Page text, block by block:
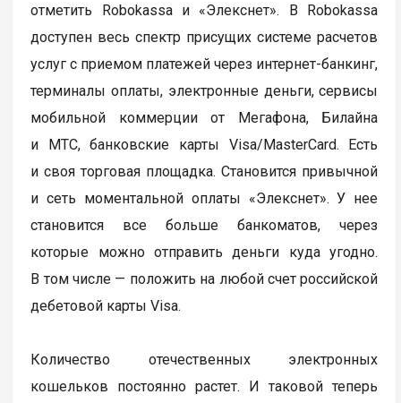
отметить Robokassa и «Элекснет». В Robokassa
доступен весь спектр присущих системе расчетов
услуг с приемом платежей через интернет-банкинг,
терминалы оплаты, электронные деньги, сервисы
мобильной коммерции от Мегафона, Билайна
и МТС, банковские карты Visa/MasterCard. Есть
и своя торговая площадка. Становится привычной
и сеть моментальной оплаты «Элекснет». У нее
становится все больше банкоматов, через
которые можно отправить деньги куда угодно.
В том числе — положить на любой счет российской
дебетовой карты Visa.
Количество отечественных электронных
кошельков постоянно растет. И таковой теперь